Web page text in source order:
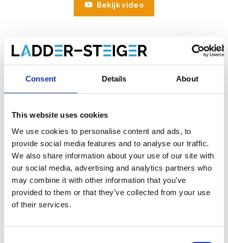
Consent Details About
This website uses cookies
We use cookies to personalise content and ads, to
provide social media features and to analyse our traffic.
We also share information about your use of our site with
our social media, advertising and analytics partners who
may combine it with other information that you’ve
provided to them or that they’ve collected from your use
of their services.
Bekijk video
Eurostairs trapladder 10 treden
STX-10
Eurostairs trapladder 10 treden STX-10
€292,00 €300,86 Excl. Btw
€353,32 €364,04 Incl. BTW
Gratis verzending binnen 1-3 werkdagen of afhalen in
Maaseik (contacteer onze klantenservice)